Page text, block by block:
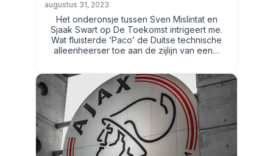
augustus 31, 2023
Het onderonsje tussen Sven Mislintat en
Sjaak Swart op De Toekomst intrigeert me.
Wat fluisterde ‘Paco’ de Duitse technische
alleenheerser toe aan de zijlijn van een…